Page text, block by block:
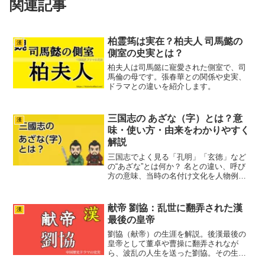
関連記事
漢
柏霊筠は実在？柏夫人 司馬懿の
側室の史実とは？
柏夫人は司馬懿に寵愛された側室で、司
馬倫の母です。張春華との関係や史実、
ドラマとの違いを紹介します。
漢
三国志の あざな（字）とは？意
味・使い方・由来をわかりやすく
解説
三国志でよく見る「孔明」「玄徳」など
の“あざな”とは何か？ 名との違い、呼び
方の意味、当時の名付け文化を人物例と
漢
献帝 劉協：乱世に翻弄された漢
最後の皇帝
劉協（献帝）の生涯を解説。後漢最後の
皇帝として董卓や曹操に翻弄されなが
ら、波乱の人生を送った劉協。その生涯